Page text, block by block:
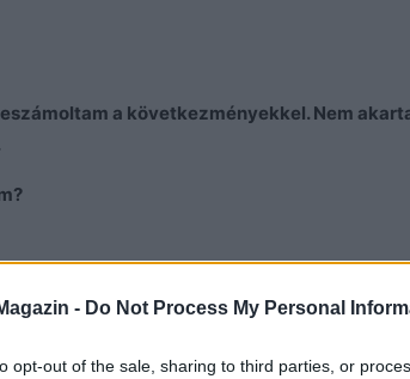
- Do Not Process My Personal
opt-out of the sale, sharing to third parties, or
a következményekkel. Nem
de jó se!